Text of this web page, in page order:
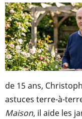
de 15 ans,
astuces terre-à-
Maison, il aide les